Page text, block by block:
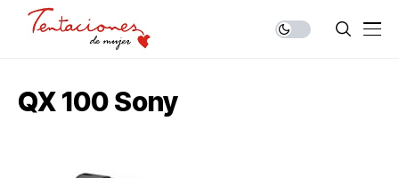
QX 100 Sony